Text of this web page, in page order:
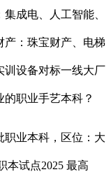
成电、人工智能、
产：珠宝财产、电梯
训设备对标一线大厂
职业手艺本科？
业本科，区位：大
本试点2025 最高